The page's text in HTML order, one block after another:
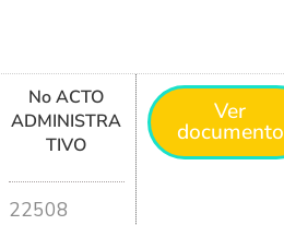
No ACTO
ADMINISTRA
TIVO
22508
Ver
documento